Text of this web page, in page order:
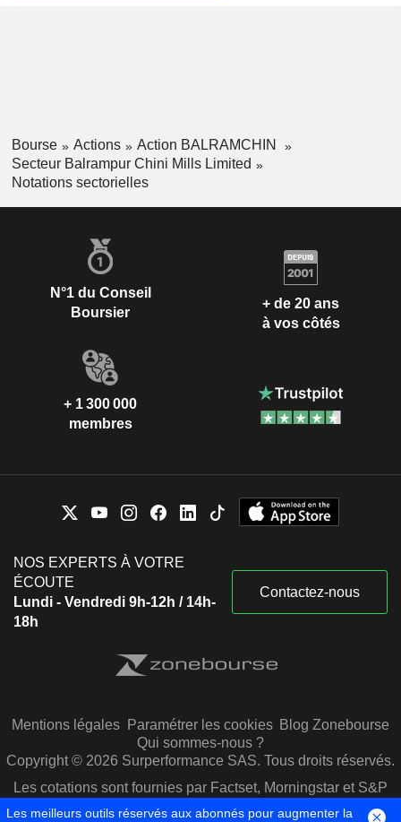
Bourse Actions
Action BALRAMCHIN
Secteur Balrampur Chini Mills Limited
Notations sectorielles
N°1 du Conseil
Boursier
+ de 20 ans
à vos côtés
+ 1 300 000
membres
NOS EXPERTS À VOTRE
ÉCOUTE
Lundi - Vendredi 9h-12h / 14h-
18h
Contactez-nous
Mentions légales Paramétrer les cookies Blog Zonebourse
Qui sommes-nous ?
Copyright © 2026 Surperformance SAS. Tous droits réservés.
Les cotations sont fournies par Factset, Morningstar et S&P
Capital IQ
Les meilleurs outils réservés aux abonnés pour augmenter la